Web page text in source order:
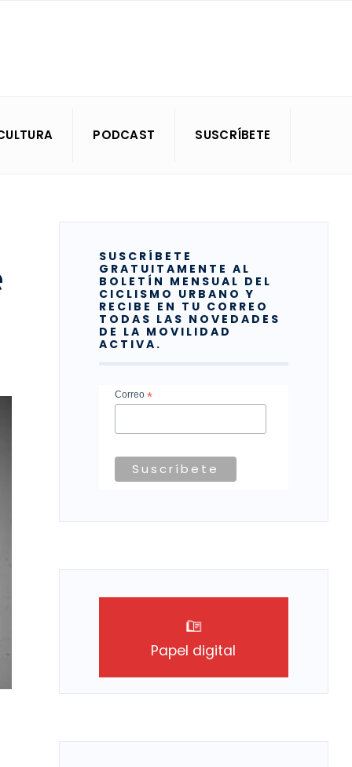
PODCAST SUSCRÍBETE
SUSCRÍBETE
GRATUITAMENTE AL
BOLETÍN MENSUAL DEL
CICLISMO URBANO Y
RECIBE EN TU CORREO
TODAS LAS NOVEDADES
DE LA MOVILIDAD
ACTIVA.
Correo *
Papel digital